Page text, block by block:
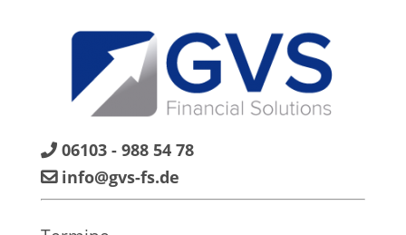
06103 - 988 54 78
info@gvs-fs.de